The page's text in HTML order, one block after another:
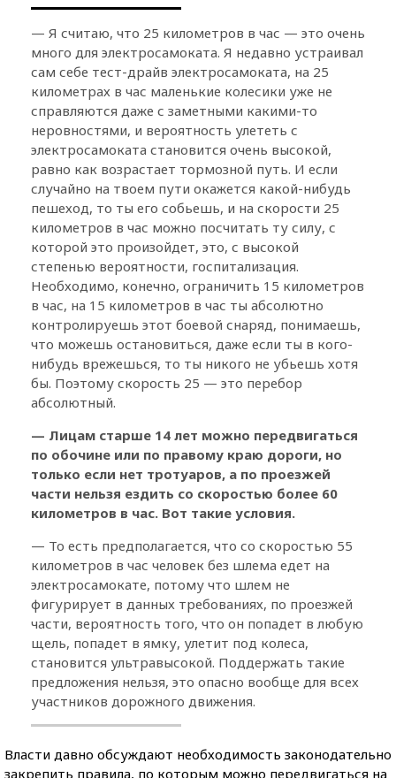
— Я считаю, что 25 километров в час — это очень
много для электросамоката. Я недавно устраивал
сам себе тест-драйв электросамоката, на 25
километрах в час маленькие колесики уже не
справляются даже с заметными какими-то
неровностями, и вероятность улететь с
электросамоката становится очень высокой,
равно как возрастает тормозной путь. И если
случайно на твоем пути окажется какой-нибудь
пешеход, то ты его собьешь, и на скорости 25
километров в час можно посчитать ту силу, с
которой это произойдет, это, с высокой
степенью вероятности, госпитализация.
Необходимо, конечно, ограничить 15 километров
в час, на 15 километров в час ты абсолютно
контролируешь этот боевой снаряд, понимаешь,
что можешь остановиться, даже если ты в кого-
нибудь врежешься, то ты никого не убьешь хотя
бы. Поэтому скорость 25 — это перебор
абсолютный.
— Лицам старше 14 лет можно передвигаться
по обочине или по правому краю дороги, но
только если нет тротуаров, а по проезжей
части нельзя ездить со скоростью более 60
километров в час. Вот такие условия.
— То есть предполагается, что со скоростью 55
километров в час человек без шлема едет на
электросамокате, потому что шлем не
фигурирует в данных требованиях, по проезжей
части, вероятность того, что он попадет в любую
щель, попадет в ямку, улетит под колеса,
становится ультравысокой. Поддержать такие
предложения нельзя, это опасно вообще для всех
участников дорожного движения.
Власти давно обсуждают необходимость законодательно
закрепить правила, по которым можно передвигаться на